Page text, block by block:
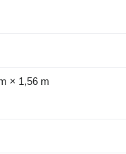
× 1,56 m